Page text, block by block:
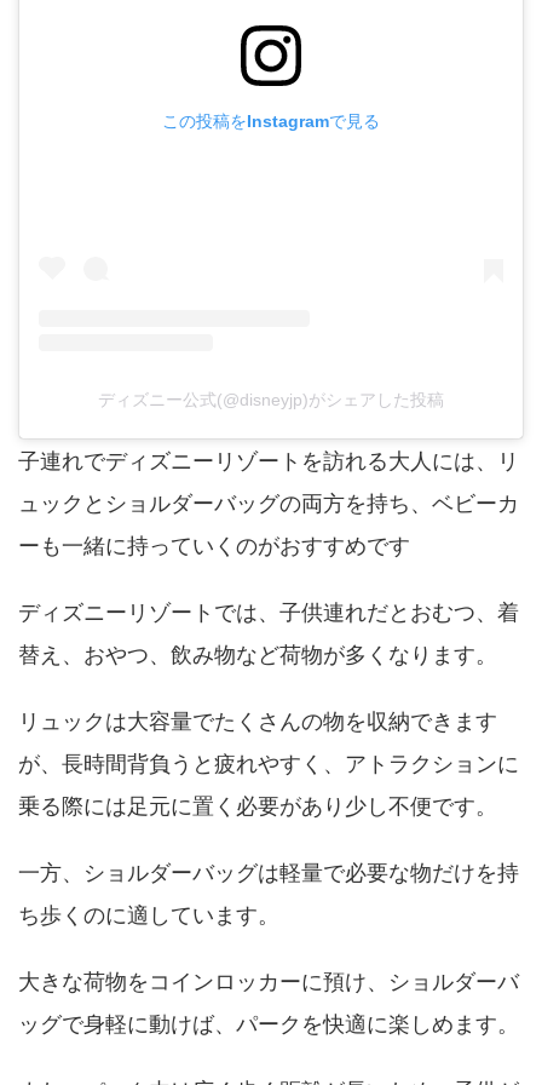
この投稿をInstagramで見る
ディズニー公式(@disneyjp)がシェアした投稿
子連れでディズニーリゾートを訪れる大人には、リ
ュックとショルダーバッグの両方を持ち、ベビーカ
ーも一緒に持っていくのがおすすめです
ディズニーリゾートでは、子供連れだとおむつ、着
替え、おやつ、飲み物など荷物が多くなります。
リュックは大容量でたくさんの物を収納できます
が、長時間背負うと疲れやすく、アトラクションに
乗る際には足元に置く必要があり少し不便です。
一方、ショルダーバッグは軽量で必要な物だけを持
ち歩くのに適しています。
大きな荷物をコインロッカーに預け、ショルダーバ
ッグで身軽に動けば、パークを快適に楽しめます。